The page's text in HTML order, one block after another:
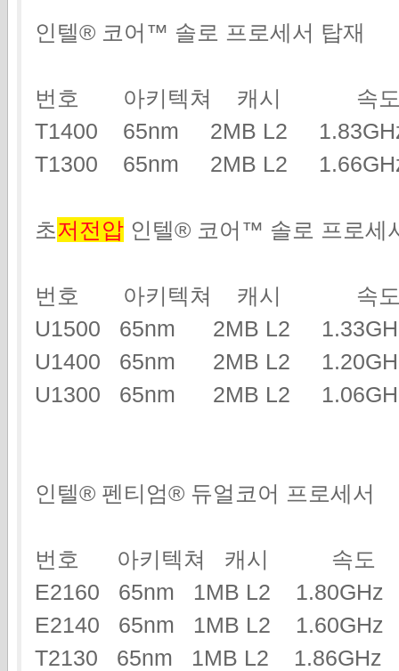
인텔® 코어™ 솔로 프로세서 탑재
번호 아키텍쳐 캐시 속도
T1400 65nm 2MB L2
T1300 65nm 2MB L2
초저전압 인텔® 코어™ 솔로 프로세
번호 아키텍쳐 캐시 속도
U1500 65nm 2MB L2
U1400 65nm 2MB L2
U1300 65nm 2MB L2
인텔® 펜티엄® 듀얼코어 프로세서
번호 아키텍쳐 캐시 속도
E2160 65nm 1MB L2
E2140 65nm 1MB L2
T2130 65nm 1MB L2